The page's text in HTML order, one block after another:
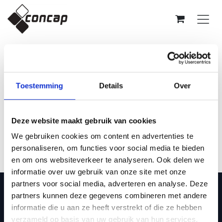
Toestemming Details Over
Deze website maakt gebruik van cookies
We gebruiken cookies om content en advertenties te
personaliseren, om functies voor social media te bieden
en om ons websiteverkeer te analyseren. Ook delen we
informatie over uw gebruik van onze site met onze
partners voor social media, adverteren en analyse. Deze
partners kunnen deze gegevens combineren met andere
informatie die u aan ze heeft verstrekt of die ze hebben
verzameld op basis van uw gebruik van hun services.
Overslaan naar inhoud
Volgende: Levering
1 of 3
Bestellingsoverzicht
Met Concap, ontwikkeld voor en door
sporters, streven wij voortdurend naar de
best werkende supplementen en
sportvoeding om sporters te doen presteren